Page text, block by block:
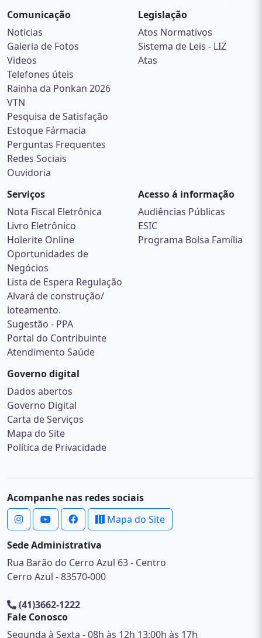
Comunicação
Noticias
Galeria de Fotos
Videos
Telefones úteis
Rainha da Ponkan 2026
VTN
Pesquisa de Satisfação
Estoque Fármacia
Perguntas Frequentes
Redes Sociais
Ouvidoria
Legislação
Atos Normativos
Sistema de Leis - LIZ
Atas
Serviços
Nota Fiscal Eletrônica
Livro Eletrônico
Holerite Online
Oportunidades de
Negócios
Lista de Espera Regulação
Alvará de construção/
loteamento.
Sugestão - PPA
Portal do Contribuinte
Atendimento Saúde
Acesso á informação
Audiências Públicas
ESIC
Programa Bolsa Família
Governo digital
Dados abertos
Governo Digital
Carta de Serviços
Mapa do Site
Política de Privacidade
Acompanhe nas redes sociais
Mapa do Site
Sede Administrativa
Rua Barão do Cerro Azul 63 - Centro
Cerro Azul - 83570-000
(41)3662-1222
Fale Conosco
Segunda à Sexta - 08h às 12h 13:00h às 17h